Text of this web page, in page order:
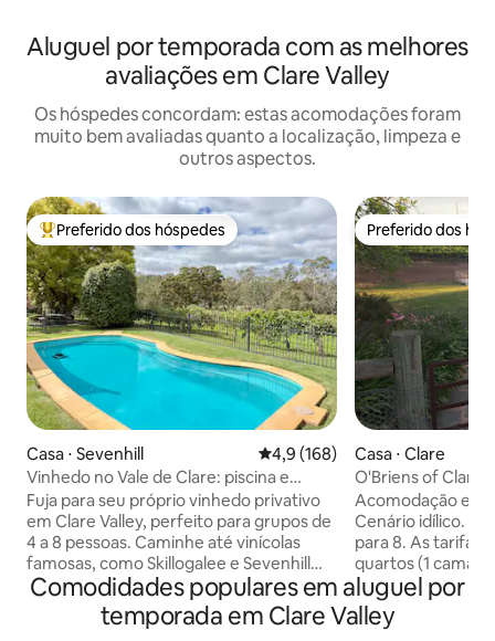
Aluguel por temporada com as melhores
avaliações em Clare Valley
Os hóspedes concordam: estas acomodações foram
muito bem avaliadas quanto a localização, limpeza e
outros aspectos.
Entre os melhores preferidos dos hóspedes
Preferido dos hóspedes
Casa ⋅ Sevenhill 4,9 de uma avaliação média de
4,9 (168)
Vinhedo no Vale de Clare: piscina e
caminhada até as vinícolas
Fuja para seu próprio vinhedo privativo
em Clare Valley, perfeito para grupos de
4 a 8 pessoas. Caminhe até vinícolas
famosas, como Skillogalee e Sevenhill
Cellars, e depois volte para relaxar à
beira da piscina, desfrutar de longos
almoços e descansar perto da lareira
Preferido dos
Preferido dos
Casa ⋅ Clare
O'Briens of Clare
| vista para o
Acomodação
Cenário idílico.
para 8. As tarifas
quartos (1 cama
Mistura de
Decks amplos
embutida. Ar
Comodidades populares em aluguel por
temporada em Clare Valley